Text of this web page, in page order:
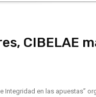
CIBELAE
en las apuestas”